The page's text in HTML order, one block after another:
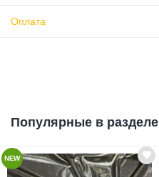
Оплата
Популярные в разделе
NEW